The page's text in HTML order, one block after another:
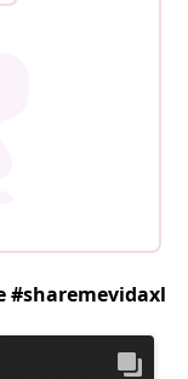
#sharemevidaxl